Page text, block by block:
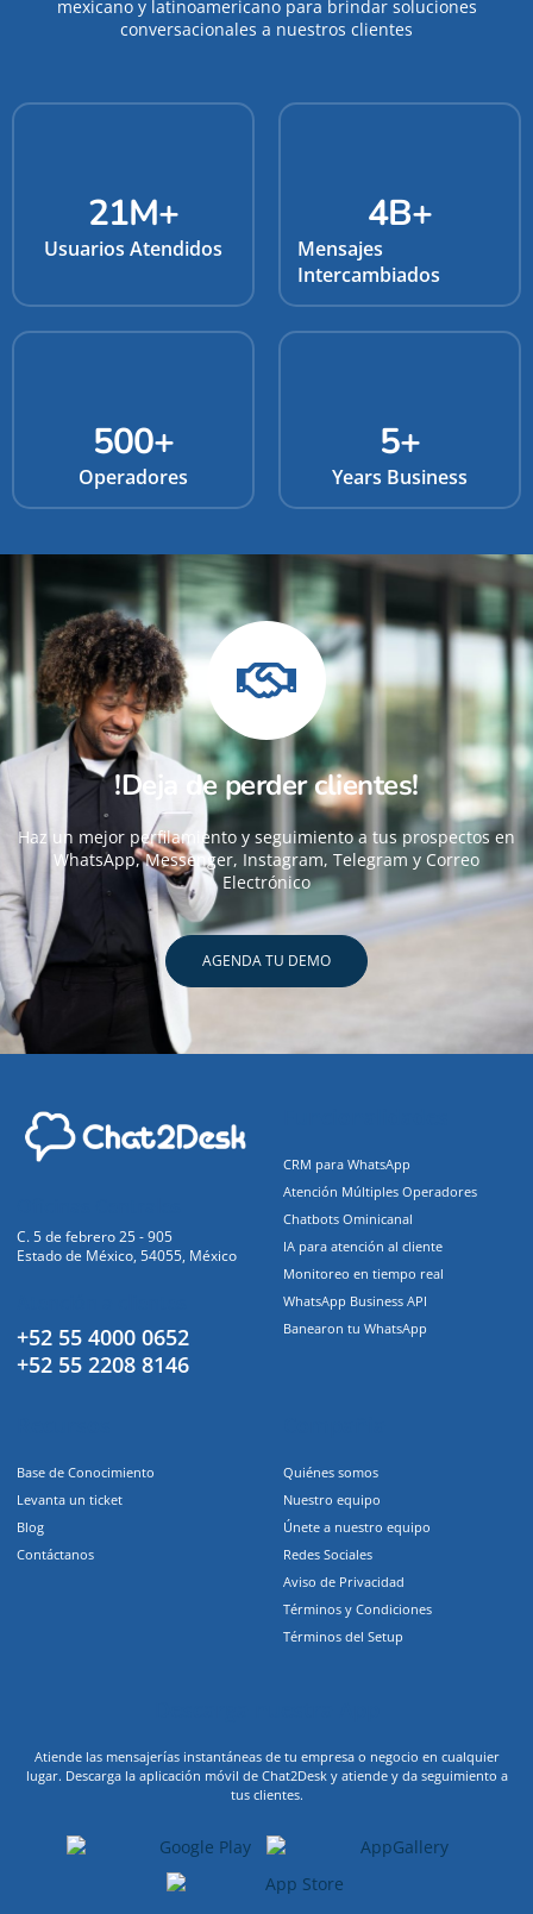
mexicano y latinoamericano para brindar soluciones
conversacionales a nuestros clientes
Usuarios Atendidos
21M+
Mensajes
Intercambiados
4B+
Operadores
500+
Years Business
5+
!Deja de perder clientes!
Haz un mejor perfilamiento y seguimiento a tus prospectos en
WhatsApp, Messenger, Instagram, Telegram y Correo
Electrónico
AGENDA TU DEMO
C. 5 de febrero 25 - 905
Estado de México, 54055, México
+52 55 4000 0652
+52 55 2208 8146
CRM para WhatsApp
Atención Múltiples Operadores
Chatbots Ominicanal
IA para atención al cliente
Monitoreo en tiempo real
WhatsApp Business API
Banearon tu WhatsApp
Base de Conocimiento
Levanta un ticket
Blog
Contáctanos
Quiénes somos
Nuestro equipo
Únete a nuestro equipo
Redes Sociales
Aviso de Privacidad
Términos y Condiciones
Términos del Setup
Atiende las mensajerías instantáneas de tu empresa o negocio en cualquier
lugar. Descarga la aplicación móvil de Chat2Desk y atiende y da seguimiento a
tus clientes.